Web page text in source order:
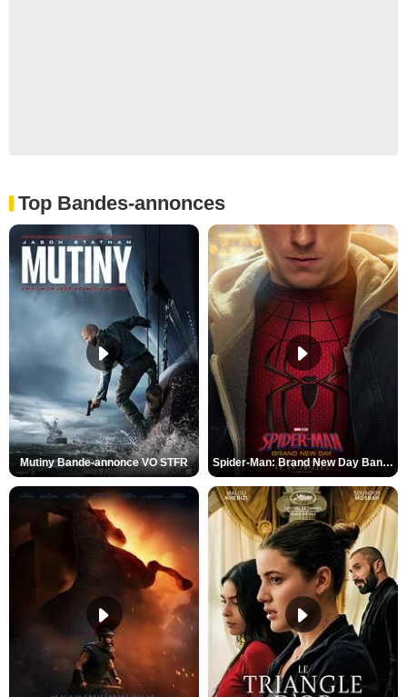
Top Bandes-annonces
Mutiny Bande-annonce VO STFR Spider-Man: Brand New Day Bande-annonce VO STFR